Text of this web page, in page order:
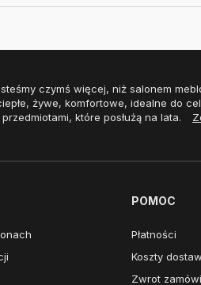
czymś więcej, niż salonem
żywe, komfortowe, idealne do
które posłużą na lata.
POMOC
Płatności
Koszty
Zwrot